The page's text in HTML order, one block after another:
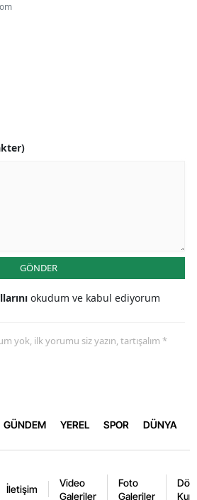
GÖNDER
okudum ve kabul ediyorum
yok, ilk yorumu siz yazın, tartışalım *
GÜNDEM YEREL SPOR DÜNYA
İletişim
Video
Galeriler
Foto
Galeriler